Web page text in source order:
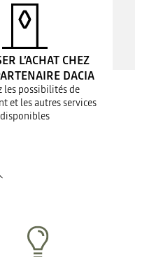
L’ACHAT CHEZ
DACIA
les possibilités de
et les autres services
disponibles